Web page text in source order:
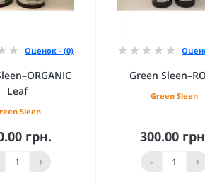
Оценок - (0)
Leaf
Sleen
грн.
+
В корзину
Green
Green Sleen
300.00
- +
В корзину